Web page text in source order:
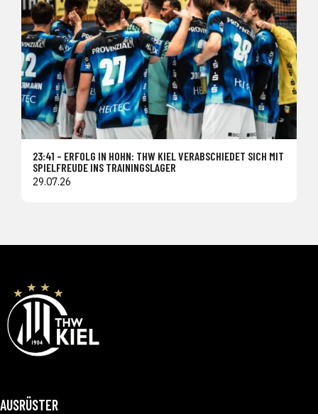
23:41 – ERFOLG IN HOHN: THW KIEL VERABSCHIEDET SICH MIT
SPIELFREUDE INS TRAININGSLAGER
29.07.26
AUSRÜSTER